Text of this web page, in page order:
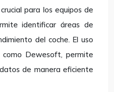
para los equipos de
identificar áreas de
del coche. El uso
Dewesoft, permite
de manera eficiente